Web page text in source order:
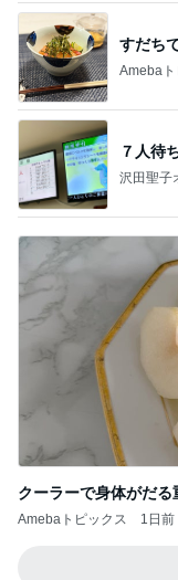
すだち
Amebaト
７人待
沢田聖子
クーラーで身体がだる
Amebaトピックス 1日前